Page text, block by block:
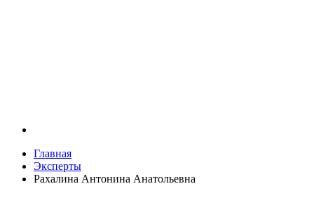
Главная
Эксперты
Рахалина Антонина Анатольевна